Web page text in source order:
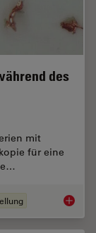
des
mit
für eine